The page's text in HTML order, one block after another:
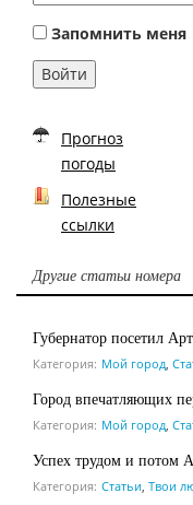
Запомнить меня
Войти
Прогноз
погоды
Полезные
ссылки
Другие статьи номера
Губернатор посетил
Категория: Мой город,
Город впечатляющих
Категория: Мой город,
Успех трудом и потом
Категория: Статьи, Твои